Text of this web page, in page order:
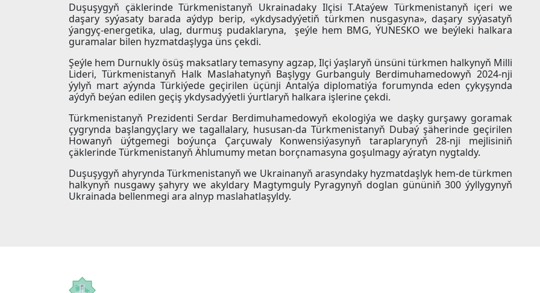
Duşuşygyň çäklerinde Türkmenistanyň Ukrainadaky Ilçisi T.Ataýew Türkmenistanyň içeri we
daşary syýasaty barada aýdyp berip, «ykdysadyýetiň türkmen nusgasyna», daşary syýasatyň
ýangyç-energetika, ulag, durmuş pudaklaryna, şeýle hem BMG, ÝUNESKO we beýleki halkara
guramalar bilen hyzmatdaşlyga üns çekdi.
Şeýle hem Durnukly ösüş maksatlary temasyny agzap, Ilçi ýaşlaryň ünsüni türkmen halkynyň Milli
Lideri, Türkmenistanyň Halk Maslahatynyň Başlygy Gurbanguly Berdimuhamedowyň 2024-nji
ýylyň mart aýynda Türkiýede geçirilen üçünji Antalýa diplomatiýa forumynda eden çykyşynda
aýdyň beýan edilen geçiş ykdysadyýetli ýurtlaryň halkara işlerine çekdi.
Türkmenistanyň Prezidenti Serdar Berdimuhamedowyň ekologiýa we daşky gurşawy goramak
çygrynda başlangyçlary we tagallalary, hususan-da Türkmenistanyň Dubaý şäherinde geçirilen
Howanyň üýtgemegi boýunça Çarçuwaly Konwensiýasynyň taraplarynyň 28-nji mejlisiniň
çäklerinde Türkmenistanyň Ählumumy metan borçnamasyna goşulmagy aýratyn nygtaldy.
Duşuşygyň ahyrynda Türkmenistanyň we Ukrainanyň arasyndaky hyzmatdaşlyk hem-de türkmen
halkynyň nusgawy şahyry we akyldary Magtymguly Pyragynyň doglan gününiň 300 ýyllygynyň
Ukrainada bellenmegi ara alnyp maslahatlaşyldy.